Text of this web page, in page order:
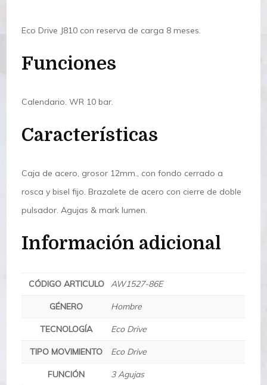
Eco Drive J810 con reserva de carga 8 meses.
Funciones
Calendario. WR 10 bar.
Características
Caja de acero, grosor 12mm., con fondo cerrado a
rosca y bisel fijo. Brazalete de acero con cierre de doble
pulsador. Agujas & mark lumen.
Información adicional
CÓDIGO ARTICULO AW1527-86E
GÉNERO Hombre
TECNOLOGÍA Eco Drive
TIPO MOVIMIENTO Eco Drive
FUNCIÓN 3 Agujas